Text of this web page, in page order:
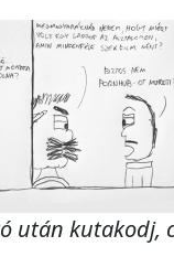
után kutakodj,